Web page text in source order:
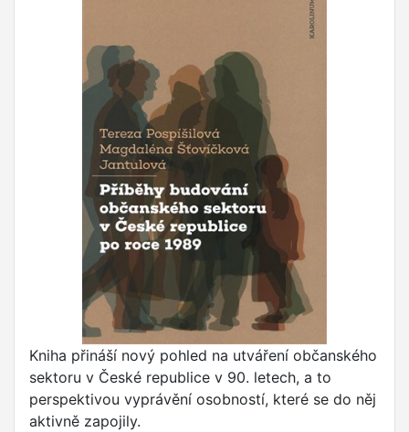
Kniha přináší nový pohled na utváření občanského
sektoru v České republice v 90. letech, a to
perspektivou vyprávění osobností, které se do něj
aktivně zapojily.